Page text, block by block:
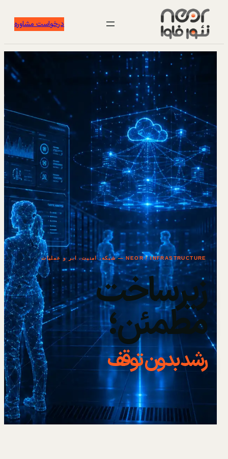
درخواست مشاوره
NEOR / INFRASTRUCTURE — شبکه، امنیت، ابر و عملیات
زیرساخت
مطمئن؛
رشد بدون توقف